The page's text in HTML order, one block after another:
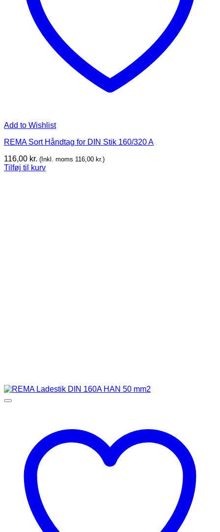
Add to Wishlist
REMA Sort Håndtag for DIN Stik 160/320 A
116,00 kr. (Inkl. moms 116,00 kr.)
Tilføj til kurv